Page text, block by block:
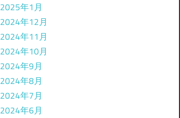
2025年1月
2024年12月
2024年11月
2024年10月
2024年9月
2024年8月
2024年7月
2024年6月